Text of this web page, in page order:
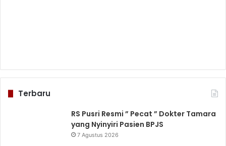
Terbaru
RS Pusri Resmi ” Pecat ” Dokter Tamara
yang Nyinyiri Pasien BPJS
7 Agustus 2026